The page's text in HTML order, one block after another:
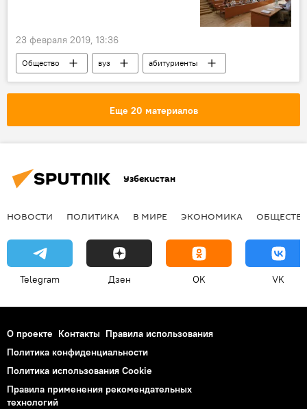
23 февраля 2019, 13:36
Общество вуз абитуриенты
Еще 20 материалов
Узбекистан
НОВОСТИ ПОЛИТИКА В МИРЕ ЭКОНОМИКА
Telegram Дзен OK VK
О проекте Контакты Правила использования
Политика конфиденциальности
Политика использования Cookie
Правила применения рекомендательных
технологий